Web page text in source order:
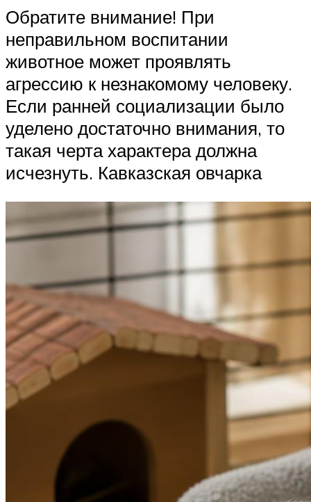
Обратите внимание! При
неправильном воспитании
животное может проявлять
агрессию к незнакомому человеку.
Если ранней социализации было
уделено достаточно внимания, то
такая черта характера должна
исчезнуть. Кавказская овчарка